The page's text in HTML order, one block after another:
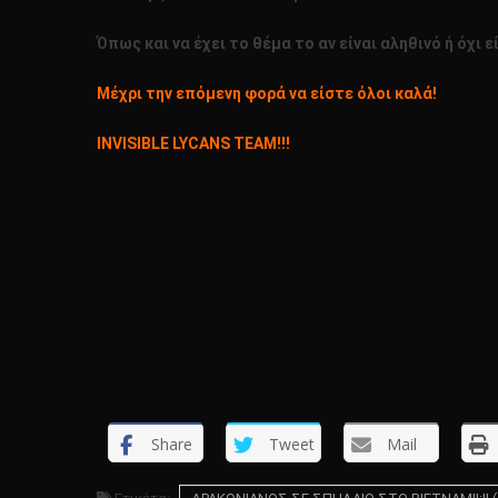
Όπως και να έχει το θέμα το αν είναι αληθινό ή όχι
Μέχρι την επόμενη φορά να είστε όλοι καλά!
INVISIBLE LYCANS TEAM!!!
Share Tweet Mail